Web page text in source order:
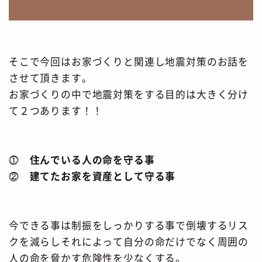
そこで今回はお家づくりと関連し地震対策のお話を
させて頂きます。
お家づくりの中で地震対策をする目的は大きく分け
て２つあります！！
⓵ 住んでいる人の命を守る事
⓶ 建てたお家を資産として守る事
今できる事は制振をしっかりする事で倒壊するリス
クを減らしそれによって自分の命だけでなく周囲の
人の命を脅かす危険性を少なくする。